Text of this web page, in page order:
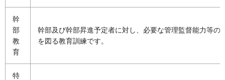
幹
部
教
育
幹部及び幹部昇進予定者に対し、必要な管理監督能力等の
を図る教育訓練です。
特